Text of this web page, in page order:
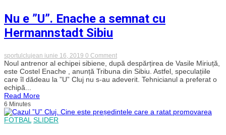
Olimpiadă.
Avem
în
România”
Nu e ”U”. Enache a semnat cu
Hermannstadt Sibiu
sportulclujean iunie 16, 2019 0 Commenton
Nu
e
”U”.
Enache
Hermannstadt
Noul antrenor al echipei sibiene, după despărțirea de Vasile Miriuță,
este Costel Enache , anunță Tribuna din Sibiu. Astfel, speculațiile
care îl dădeau la ”U” Cluj nu s-au adeverit. Tehnicianul a preferat o
echipă...
Read More
6 Minutes
FOTBAL SLIDER